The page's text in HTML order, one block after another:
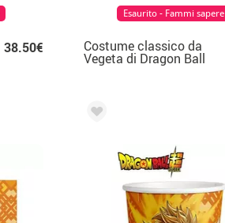
38.50€ Costume classico da
Vegeta di Dragon Ball
per uomo
Esaurito - Fammi sapere